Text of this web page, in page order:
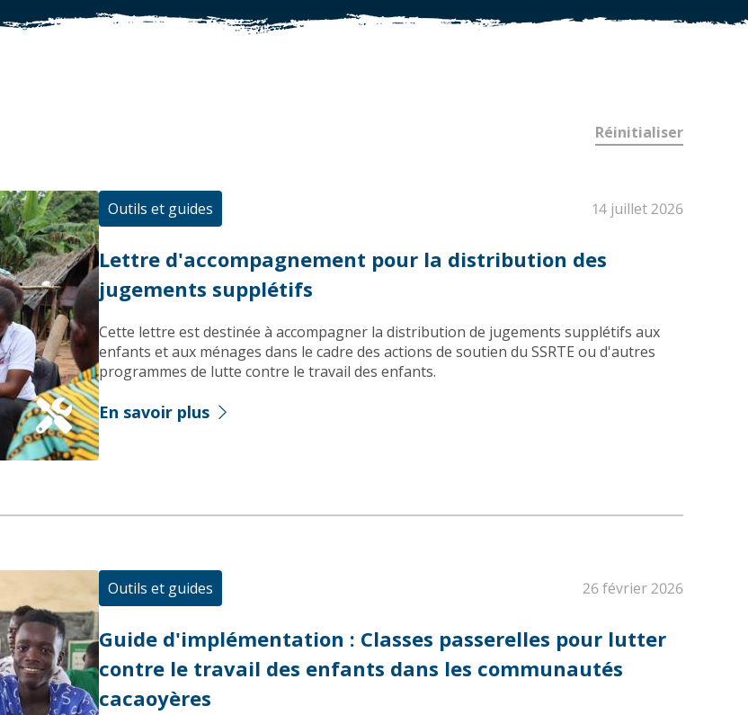
Réinitialiser
Outils et guides 14 juillet 2026
Lettre d'accompagnement pour la distribution des
jugements supplétifs
Cette lettre est destinée à accompagner la distribution de jugements supplétifs aux
enfants et aux ménages dans le cadre des actions de soutien du SSRTE ou d'autres
programmes de lutte contre le travail des enfants.
En savoir plus
Outils et guides 26 février 2026
Guide d'implémentation : Classes passerelles pour lutter
contre le travail des enfants dans les communautés
cacaoyères